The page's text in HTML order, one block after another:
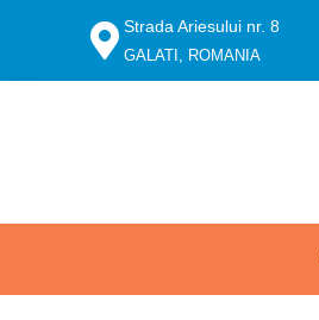
Strada Ariesului nr. 8
GALATI, ROMANIA